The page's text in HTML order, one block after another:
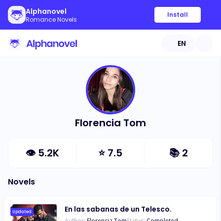
Alphanovel
Romance Novels
Install
EN
Florencia Tom
👁 5.2K ⭐7.5 📚 2
Novels
Updated En las sabanas de un Telesco.